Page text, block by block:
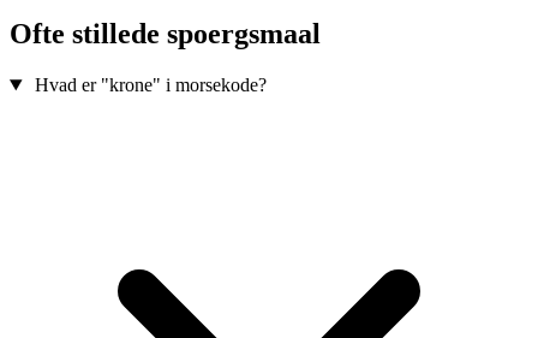
Ofte stillede spoergsmaal
Hvad er "krone" i morsekode?